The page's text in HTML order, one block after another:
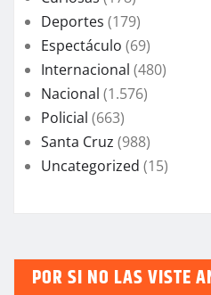
Deportes (179)
Espectáculo (69)
Internacional (480)
Nacional (1.576)
Policial (663)
Santa Cruz (988)
Uncategorized (15)
POR SI NO LAS VISTE